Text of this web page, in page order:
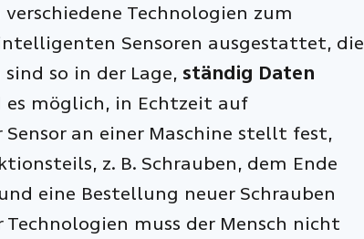
Technologien zum
Sensoren ausgestattet, die
so in der Lage, ständig Daten
es möglich, in Echtzeit auf
Sensor an einer Maschine stellt fest,
z. B. Schrauben, dem Ende
eine Bestellung neuer Schrauben
muss der Mensch nicht